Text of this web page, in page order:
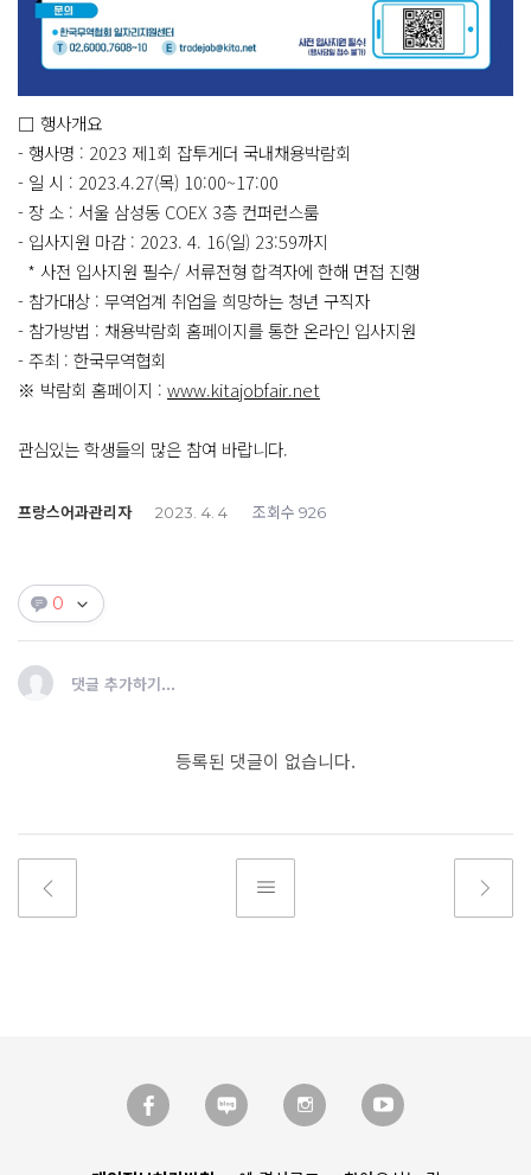
□ 행사개요
- 행사명 : 2023 제1회 잡투게더 국내채용박람회
- 일 시 : 2023.4.27(목) 10:00~17:00
- 장 소 : 서울 삼성동 COEX 3층 컨퍼런스룸
- 입사지원 마감 : 2023. 4. 16(일) 23:59까지
* 사전 입사지원 필수/ 서류전형 합격자에 한해 면접 진행
- 참가대상 : 무역업계 취업을 희망하는 청년 구직자
- 참가방법 : 채용박람회 홈페이지를 통한 온라인 입사지원
- 주최 : 한국무역협회
※ 박람회 홈페이지 : www.kitajobfair.net
관심있는 학생들의 많은 참여 바랍니다.
프랑스어과관리자 2023. 4. 4 조회수 926
0
댓글 추가하기...
등록된 댓글이 없습니다.